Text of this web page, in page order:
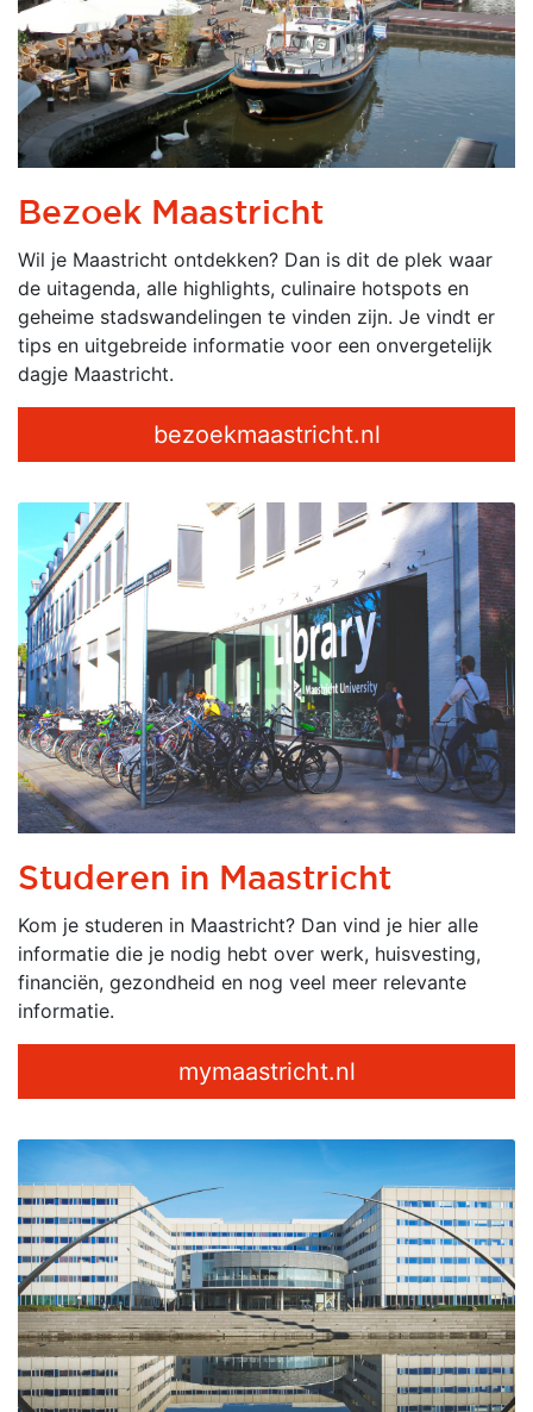
Bezoek Maastricht
Wil je Maastricht ontdekken? Dan is dit de plek waar
de uitagenda, alle highlights, culinaire hotspots en
geheime stadswandelingen te vinden zijn. Je vindt er
tips en uitgebreide informatie voor een onvergetelijk
dagje Maastricht.
bezoekmaastricht.nl
Studeren in Maastricht
Kom je studeren in Maastricht? Dan vind je hier alle
informatie die je nodig hebt over werk, huisvesting,
financiën, gezondheid en nog veel meer relevante
informatie.
mymaastricht.nl